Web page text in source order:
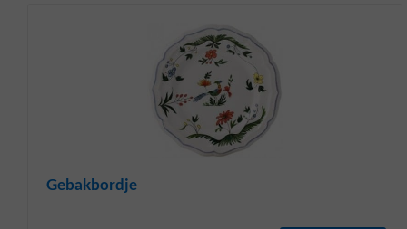
Gebakbordje